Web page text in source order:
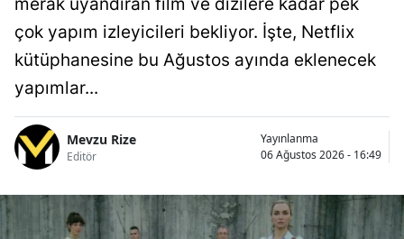
çok yapım izleyicileri bekliyor. İşte, Netflix
kütüphanesine bu Ağustos ayında eklenecek
yapımlar...
Mevzu Rize
Editör
Yayınlanma
06 Ağustos 2026 - 16:49